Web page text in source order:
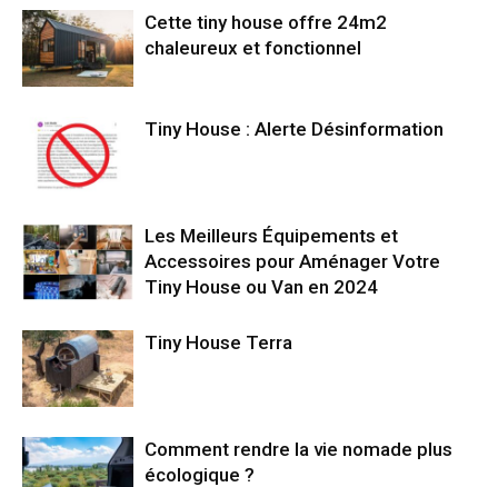
Cette tiny house offre 24m2
chaleureux et fonctionnel
Tiny House : Alerte Désinformation
Les Meilleurs Équipements et
Accessoires pour Aménager Votre
Tiny House ou Van en 2024
Tiny House Terra
Comment rendre la vie nomade plus
écologique ?